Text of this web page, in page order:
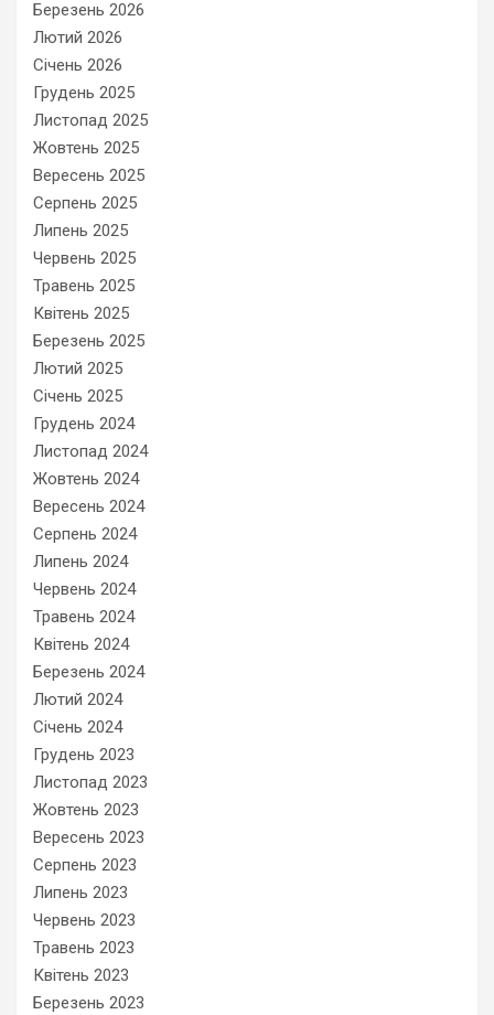
Березень 2026
Лютий 2026
Січень 2026
Грудень 2025
Листопад 2025
Жовтень 2025
Вересень 2025
Серпень 2025
Липень 2025
Червень 2025
Травень 2025
Квітень 2025
Березень 2025
Лютий 2025
Січень 2025
Грудень 2024
Листопад 2024
Жовтень 2024
Вересень 2024
Серпень 2024
Липень 2024
Червень 2024
Травень 2024
Квітень 2024
Березень 2024
Лютий 2024
Січень 2024
Грудень 2023
Листопад 2023
Жовтень 2023
Вересень 2023
Серпень 2023
Липень 2023
Червень 2023
Травень 2023
Квітень 2023
Березень 2023